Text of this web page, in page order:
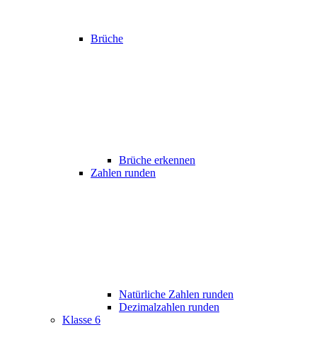
Brüche
Brüche erkennen
Zahlen runden
Natürliche Zahlen runden
Dezimalzahlen runden
Klasse 6